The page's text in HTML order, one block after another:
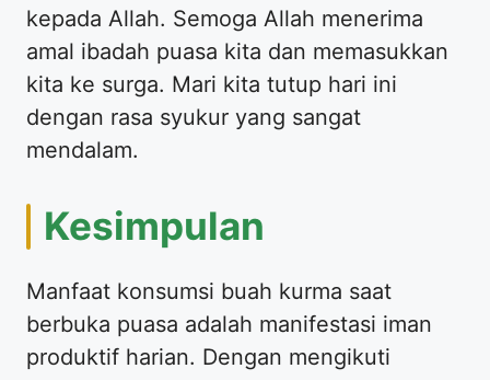
kepada Allah. Semoga Allah menerima
amal ibadah puasa kita dan memasukkan
kita ke surga. Mari kita tutup hari ini
dengan rasa syukur yang sangat
mendalam.
Kesimpulan
Manfaat konsumsi buah kurma saat
berbuka puasa adalah manifestasi iman
produktif harian. Dengan mengikuti